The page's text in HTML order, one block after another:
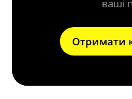
ваші
Отримати